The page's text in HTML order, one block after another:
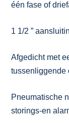
één fase of
1 1/2 ”
Afgedicht met
tussenliggende
Pneumatische
storings-en